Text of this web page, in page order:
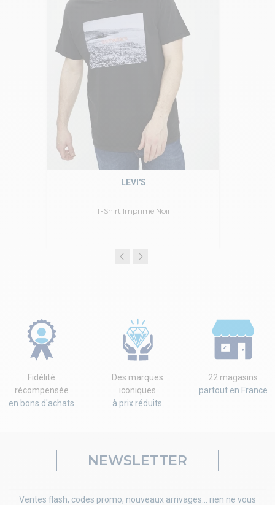
T-Shirt Imprimé Noir
LEVI'S
Fidélité
récompensée
en bons d'achats
Des marques
iconiques
à prix réduits
22 magasins
partout en France
NEWSLETTER
Ventes flash, codes promo, nouveaux arrivages... rien ne vous